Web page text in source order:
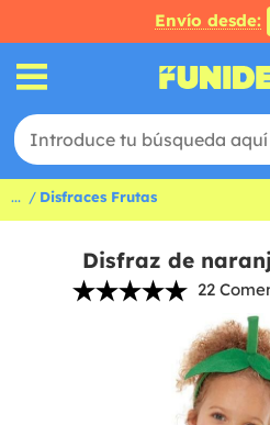
Envío desde:
... Disfraces Frutas
Disfraz de
22